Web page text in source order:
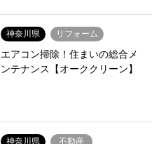
神奈川県 リフォーム
エアコン掃除！住まいの総合メ
ンテナンス【オーククリーン】
神奈川県 不動産